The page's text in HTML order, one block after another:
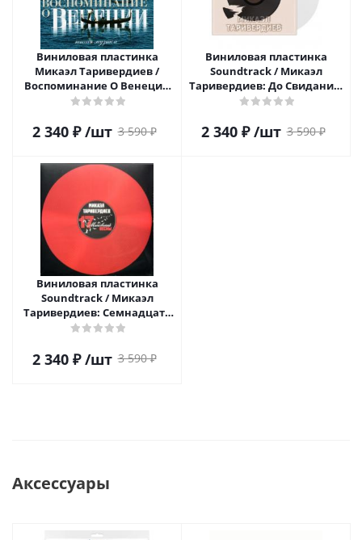
Виниловая пластинка
Микаэл Таривердиев /
Воспоминание О Венеции
(LP)
2 340₽ /шт 3 590₽
Виниловая пластинка
Soundtrack / Микаэл
Таривердиев: До Свидания,
Мальчики - Тихая Музыка -
2 340₽ /шт 3 590₽
Виниловая пластинка
Soundtrack / Микаэл
Таривердиев: Семнадцать
Мгновений Весны (Coloured
2 340₽ /шт 3 590₽
Аксессуары